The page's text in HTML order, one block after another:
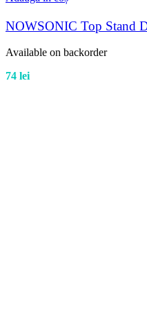
NOWSONIC Top Stand
Available on backorder
74 lei